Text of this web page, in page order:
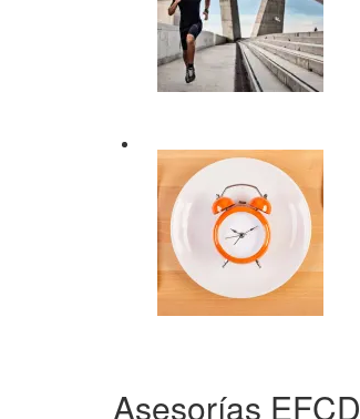
Asesorías EFCD